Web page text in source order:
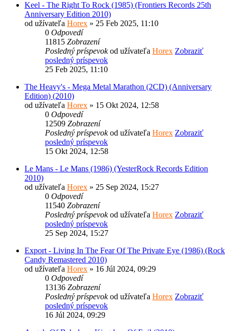
Keel - The Right To Rock (1985) (Frontiers Records 25th
Anniversary Edition 2010)
od užívateľa Horex » 25 Feb 2025, 11:10
0 Odpovedí
11815 Zobrazení
Posledný príspevokod užívateľa Horex Zobraziť
posledný príspevok
25 Feb 2025, 11:10
The Heavy's - Mega Metal Marathon (2CD) (Anniversary
Edition) (2010)
od užívateľa Horex » 15 Okt 2024, 12:58
0 Odpovedí
12509 Zobrazení
Posledný príspevokod užívateľa Horex Zobraziť
posledný príspevok
15 Okt 2024, 12:58
Le Mans - Le Mans (1986) (YesterRock Records Edition
2010)
od užívateľa Horex » 25 Sep 2024, 15:27
0 Odpovedí
11540 Zobrazení
Posledný príspevokod užívateľa Horex Zobraziť
posledný príspevok
25 Sep 2024, 15:27
Export - Living In The Fear Of The Private Eye (1986) (Rock
Candy Remastered 2010)
od užívateľa Horex » 16 Júl 2024, 09:29
0 Odpovedí
13136 Zobrazení
Posledný príspevokod užívateľa Horex Zobraziť
posledný príspevok
16 Júl 2024, 09:29